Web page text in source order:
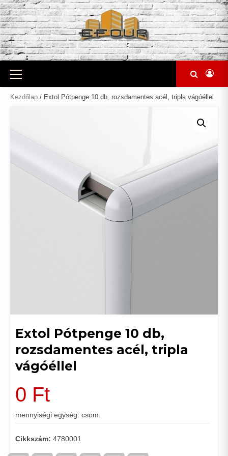
Skip
to
content
Primary
Menu
Kezdőlap / Extol Pótpenge 10 db, rozsdamentes acél, tripla vágóéllel
Extol Pótpenge 10 db,
rozsdamentes acél, tripla
vágóéllel
0 Ft
mennyiségi egység: csom.
Cikkszám: 4780001